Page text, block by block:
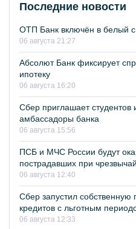
Последние новости
ОТП Банк включён в белый
06 августа 21:27
Абсолют Банк фиксирует
ипотеку
06 августа 16:20
Сбер приглашает студентов
амбассадоры банка
06 августа 15:56
ПСБ и МЧС России будут
пострадавших при
06 августа 12:40
Сбер запустил собственную
кредитов с льготным
06 августа 12:33